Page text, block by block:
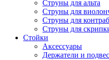
Струны для альта
Струны для
Струны для
Струны для
Стойки
Аксессуары
Держатели и